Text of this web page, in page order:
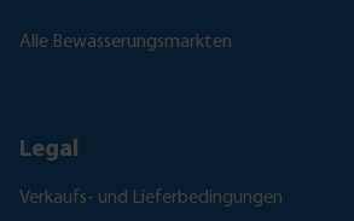
Alle Bewässerungsmarkten
Legal
Verkaufs- und Lieferbedingungen